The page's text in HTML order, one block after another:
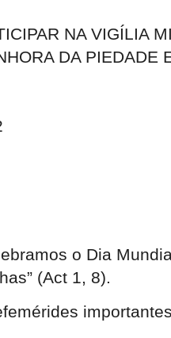
NA VIGÍLIA
DA
o Dia
(Act 1, 8).